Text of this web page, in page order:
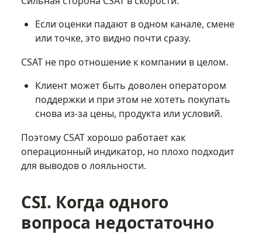
Если оценки падают в одном канале, смене
или точке, это видно почти сразу.
CSAT не про отношение к компании в целом.
Клиент может быть доволен оператором
поддержки и при этом не хотеть покупать
снова из-за цены, продукта или условий.
Поэтому CSAT хорошо работает как
операционный индикатор, но плохо подходит
для выводов о лояльности.
CSI. Когда одного
вопроса недостаточно